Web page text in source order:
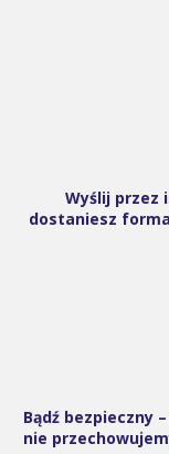
Wyślij przez
dostaniesz
Bądź bezpieczny
nie